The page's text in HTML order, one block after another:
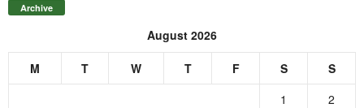
Archive
August 2026
M T W T F S
S
1
2